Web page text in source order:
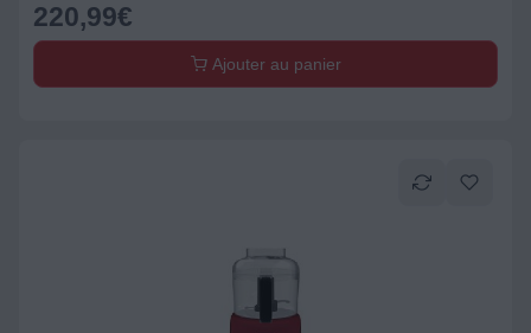
220,99€
Ajouter au panier